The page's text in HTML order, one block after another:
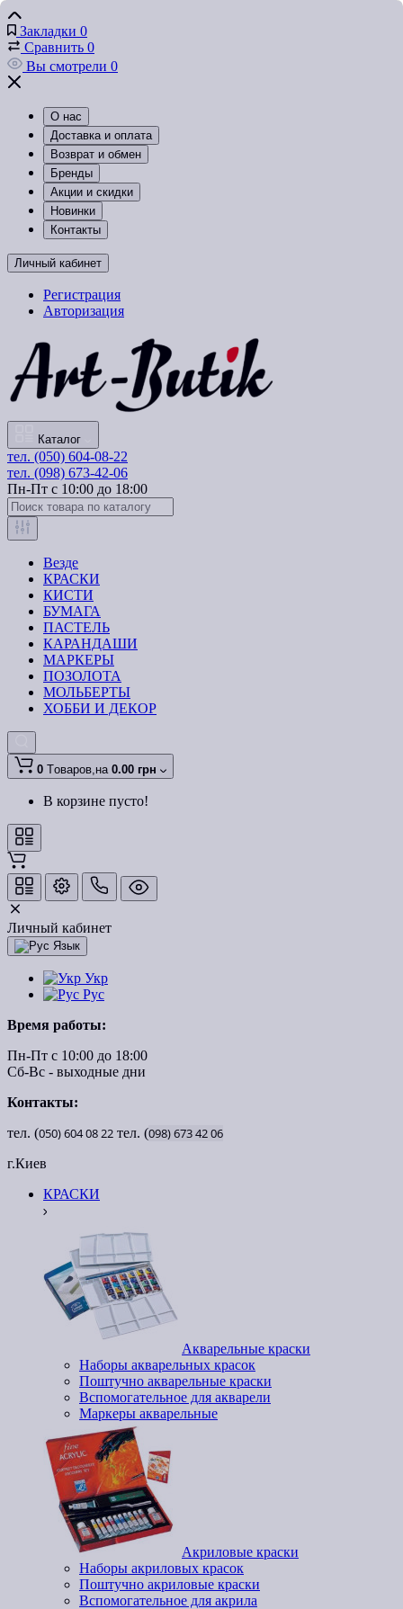
Закладки 0
Сравнить 0
Вы смотрели 0
О нас
Доставка и оплата
Возврат и обмен
Бренды
Акции и скидки
Новинки
Контакты
Личный кабинет
Регистрация
Авторизация
Каталог
тел. (050) 604-08-22
тел. (098) 673-42-06
Пн-Пт с 10:00 до 18:00
Везде
КРАСКИ
КИСТИ
БУМАГА
ПАСТЕЛЬ
КАРАНДАШИ
МАРКЕРЫ
ПОЗОЛОТА
МОЛЬБЕРТЫ
ХОББИ И ДЕКОР
0 Tоваров,на 0.00 грн
В корзине пусто!
Личный кабинет
Язык
Укр
Рус
Время работы:
Пн-Пт с 10:00 до 18:00
Сб-Вс - выходные дни
Контакты:
тел. (050)6040822 тел. (098)6734206
г.Киев
КРАСКИ
Акварельные краски
Наборы акварельных красок
Поштучно акварельные краски
Вспомогательное для акварели
Маркеры акварельные
Акриловые краски
Наборы акриловых красок
Поштучно акриловые краски
Вспомогательное для акрила